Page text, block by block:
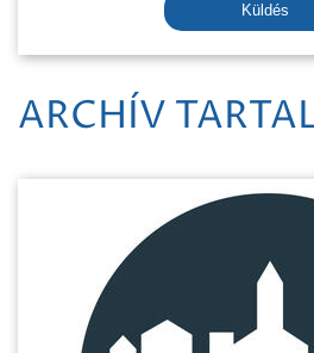
Küldés
ARCHÍV